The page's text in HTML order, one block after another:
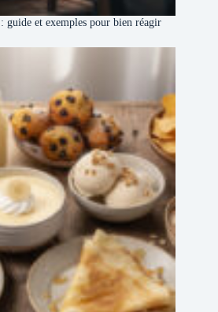
guide et exemples pour bien réagir